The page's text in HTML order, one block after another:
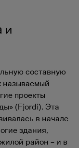
и
составную
называемый
проекты
(Fjordi). Эта
в начале
здания,
район – и в